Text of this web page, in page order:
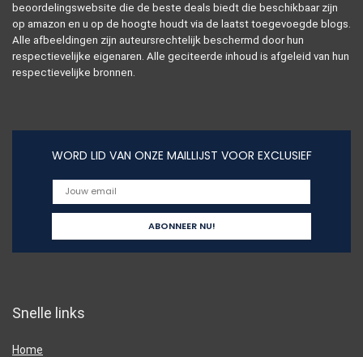
beoordelingswebsite die de beste deals biedt die beschikbaar zijn
op amazon en u op de hoogte houdt via de laatst toegevoegde blogs.
Alle afbeeldingen zijn auteursrechtelijk beschermd door hun
respectievelijke eigenaren. Alle geciteerde inhoud is afgeleid van hun
respectievelijke bronnen.
WORD LID VAN ONZE MAILLIJST VOOR EXCLUSIEF
Snelle links
Home